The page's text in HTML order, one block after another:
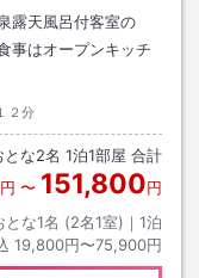
露天風呂付客室の
事はオープンキッチ
２分
とな2名 1泊1部屋 合計
円 〜 151,800円
とな1名 (2名1室)｜ 1泊
19,800円〜75,900円